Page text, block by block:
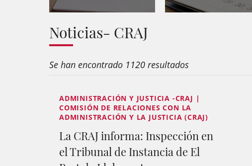
Noticias- CRAJ
Se han encontrado 1120 resultados
ADMINISTRACIÓN Y JUSTICIA -CRAJ |
COMISIÓN DE RELACIONES CON LA
ADMINISTRACIÓN Y LA JUSTICIA (CRAJ)
La CRAJ informa: Inspección en
el Tribunal de Instancia de El